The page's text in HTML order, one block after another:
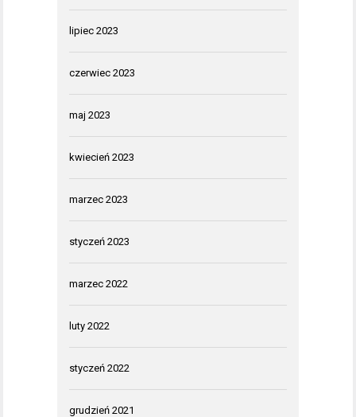
lipiec 2023
czerwiec 2023
maj 2023
kwiecień 2023
marzec 2023
styczeń 2023
marzec 2022
luty 2022
styczeń 2022
grudzień 2021